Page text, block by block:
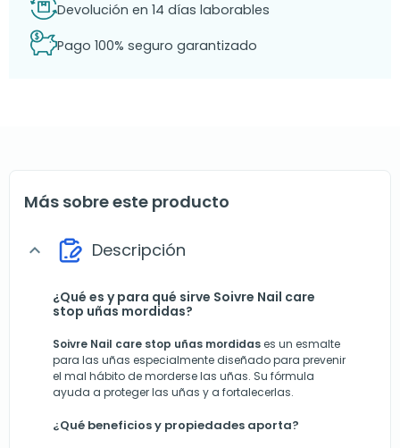
Devolución en 14 días laborables
Pago 100% seguro garantizado
Más sobre este producto
expand_more Descripción
¿Qué es y para qué sirve Soivre Nail care
stop uñas mordidas?
Soivre Nail care stop uñas mordidases un esmalte
para las uñas especialmente diseñado para prevenir
el mal hábito de morderse las uñas. Su fórmula
ayuda a proteger las uñas y a fortalecerlas.
¿Qué beneficios y propiedades aporta?